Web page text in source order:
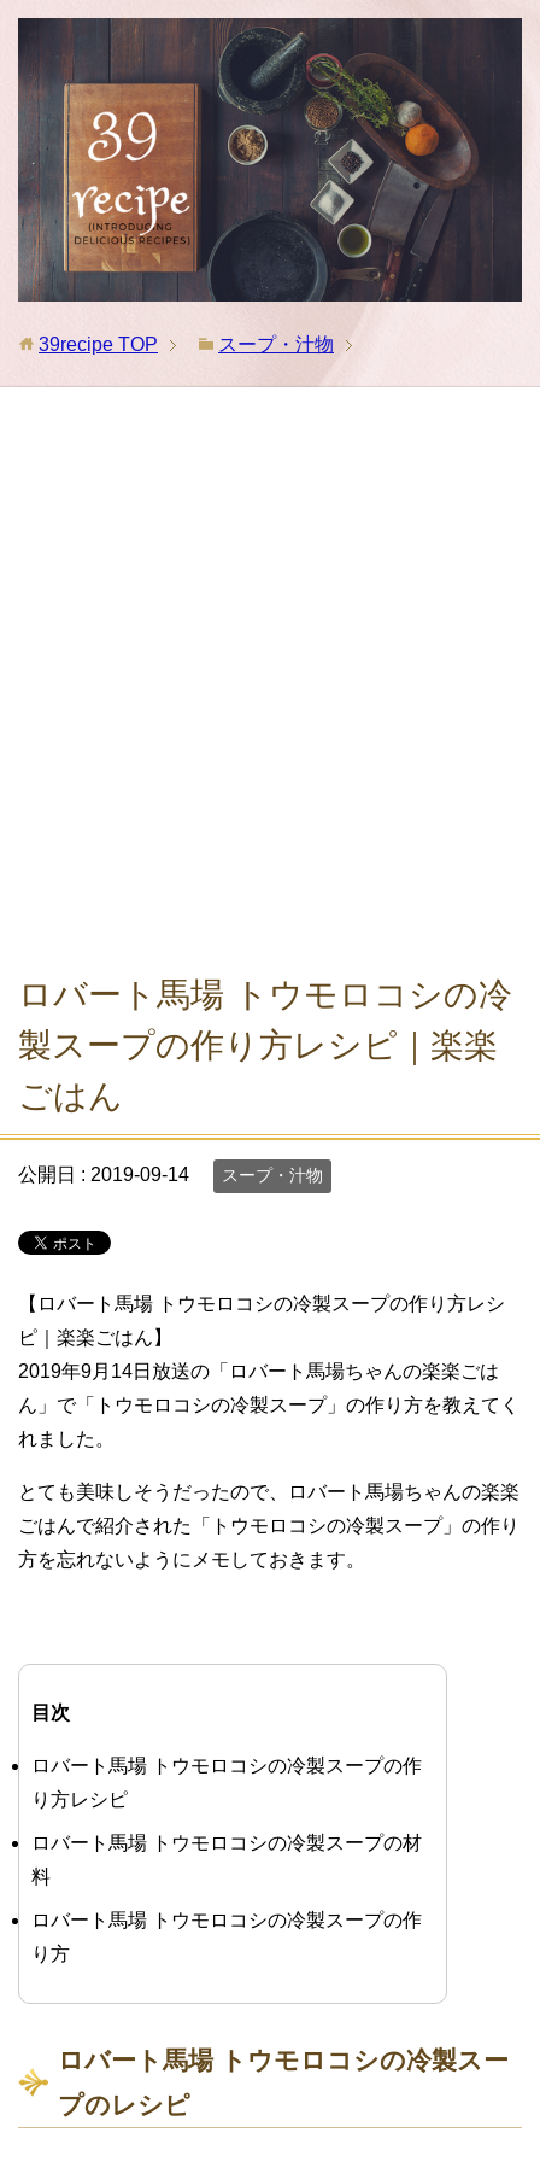
39recipe TOP スープ・汁物
ロバート馬場 トウモロコシの冷
製スープの作り方レシピ｜楽楽
ごはん
公開日 : 2019-09-14 スープ・汁物
【ロバート馬場 トウモロコシの冷製スープの作り方レシ
ピ｜楽楽ごはん】
2019年9月14日放送の「ロバート馬場ちゃんの楽楽ごは
ん」で「トウモロコシの冷製スープ」の作り方を教えてく
れました。
とても美味しそうだったので、ロバート馬場ちゃんの楽楽
ごはんで紹介された「トウモロコシの冷製スープ」の作り
方を忘れないようにメモしておきます。
目次
ロバート馬場 トウモロコシの冷製スープの作
り方レシピ
ロバート馬場 トウモロコシの冷製スープの材
料
ロバート馬場 トウモロコシの冷製スープの作
り方
ロバート馬場 トウモロコシの冷製スー
プのレシピ